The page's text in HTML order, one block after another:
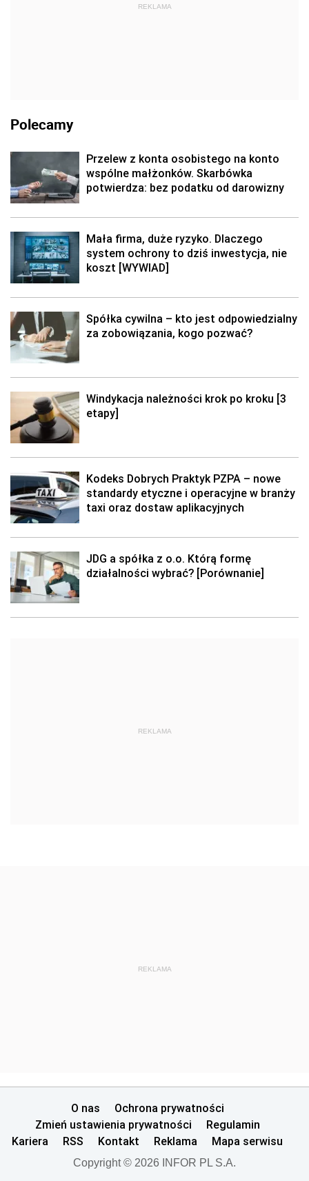
REKLAMA
Polecamy
Przelew z konta osobistego na konto
wspólne małżonków. Skarbówka
potwierdza: bez podatku od darowizny
Mała firma, duże ryzyko. Dlaczego
system ochrony to dziś inwestycja, nie
koszt [WYWIAD]
Spółka cywilna – kto jest odpowiedzialny
za zobowiązania, kogo pozwać?
Windykacja należności krok po kroku [3
etapy]
Kodeks Dobrych Praktyk PZPA – nowe
standardy etyczne i operacyjne w branży
taxi oraz dostaw aplikacyjnych
JDG a spółka z o.o. Którą formę
działalności wybrać? [Porównanie]
REKLAMA
REKLAMA
O nas
Ochrona prywatności
Zmień ustawienia prywatności
Regulamin
Kariera
RSS Kontakt Reklama Mapa serwisu
Copyright © 2026 INFOR PL S.A.